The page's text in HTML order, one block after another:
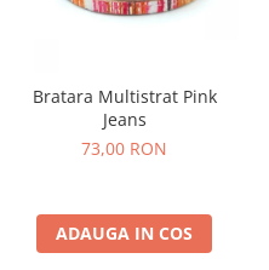
Bratara Multistrat Pink
Jeans
73,00 RON
ADAUGA IN COS